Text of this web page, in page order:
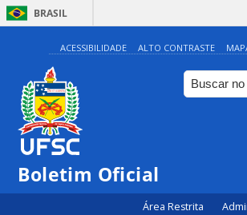
BRASIL
ACESSIBILIDADE ALTO CONTRASTE
Boletim Oficial
Área Restrita